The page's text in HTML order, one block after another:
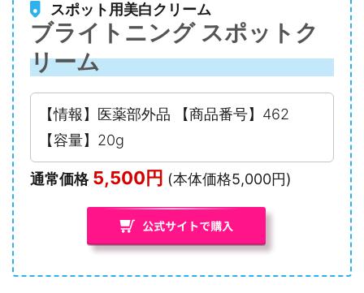
スポット用美白クリーム
ブライトニング スポットク
リーム
【情報】医薬部外品 【商品番号】462
【容量】20g
通常価格 5,500円 (本体価格5,000円)